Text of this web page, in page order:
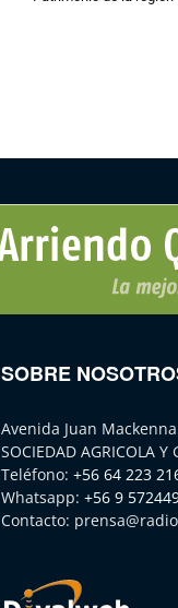
SOBRE
Avenida Juan
SOCIEDAD AGRICOLA Y
Teléfono: +56 64 223
Whatsapp: +56 9
Contacto: